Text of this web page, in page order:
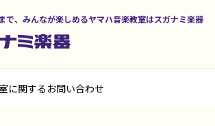
で、みんなが楽しめるヤマハ音楽教室はスガナミ楽器
に関するお問い合わせ